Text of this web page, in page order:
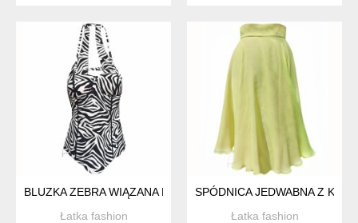
BLUZKA ZEBRA WIĄZANA NA PLECACH
Łatka fashion
SPÓDNICA JEDWABNA Z
Łatka fashion